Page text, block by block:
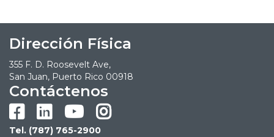
Dirección Física
355 F. D. Roosevelt Ave,
San Juan, Puerto Rico 00918
Contáctenos

  
Tel. (787) 765-2900